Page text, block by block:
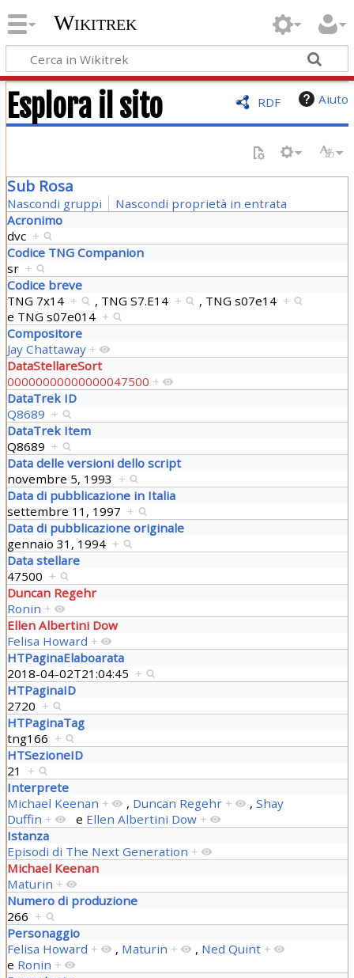
Wikitrek
RDF Aiuto
Esplora il sito
Sub Rosa
Nascondi gruppi
Nascondi proprietà in entrata
Acronimo
dvc +
Codice TNG Companion
sr +
Codice breve
TNG 7x14 + , TNG S7.E14 + , TNG s07e14 +
e TNG s07e014 +
Compositore
Jay Chattaway +
DataStellareSort
00000000000000047500 +
DataTrek ID
Q8689 +
DataTrek Item
Q8689 +
Data delle versioni dello script
novembre 5, 1993 +
Data di pubblicazione in Italia
settembre 11, 1997 +
Data di pubblicazione originale
gennaio 31, 1994 +
Data stellare
47500 +
Duncan Regehr
Ronin +
Ellen Albertini Dow
Felisa Howard +
HTPaginaElaboarata
2018-04-02T21:04:45 +
HTPaginaID
2720 +
HTPaginaTag
tng166 +
HTSezioneID
21 +
Interprete
Michael Keenan + , Duncan Regehr + , Shay
Duffin + e Ellen Albertini Dow +
Istanza
Episodi di The Next Generation +
Michael Keenan
Maturin +
Numero di produzione
266 +
Personaggio
Felisa Howard + , Maturin + , Ned Quint +
e Ronin +